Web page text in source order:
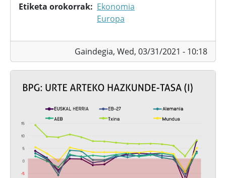
Etiketa orokorrak
Ekonomia
Europa
Gaindegia, Wed, 03/31/2021 - 10:18